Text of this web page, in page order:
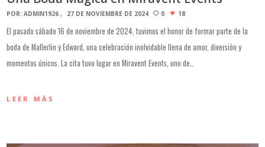
POR:ADMIN1926 27 DE NOVIEMBRE DE 2024 0 18
El pasado sábado 16 de noviembre de 2024, tuvimos el honor de formar parte de la
boda de Mallerlin y Edward, una celebración inolvidable llena de amor, diversión y
momentos únicos. La cita tuvo lugar en Miravent Events, uno de…
LEER MÁS